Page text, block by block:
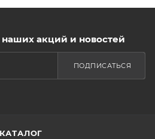
наших акций и новостей
ПОДПИСАТЬСЯ
КАТАЛОГ